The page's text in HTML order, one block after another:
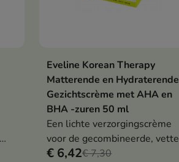
In winkelwagen
Eveline Korean Therapy
Matterende en Hydraterende
Gezichtscrème met AHA en
BHA -zuren 50 ml
Een lichte verzorgingscrème
voor de gecombineerde, vette
en probleemhuid.
€ 6,42€ 7,30